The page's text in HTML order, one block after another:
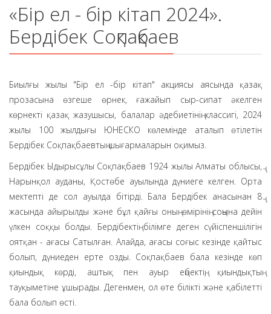
«Бір ел - бір кітап 2024».
Бердібек Соқпақбаев
Биылғы жылы "Бір ел -бір кітап" акциясы аясында қазақ
прозасына өзгеше өрнек, ғажайып сыр-сипат әкелген
көрнекті қазақ жазушысы, балалар әдебиетінің классигі, 2024
жылы 100 жылдығы ЮНЕСКО көлемінде аталып өтілетін
Бердібек Соқпақбаевтың шығармаларын оқимыз.
Бердібек Ыдырысұлы Соқпақбаев 1924 жылы Алматы облысы,
Нарынқол ауданы, Қостөбе ауылында дүниеге келген. Орта
мектепті де сол ауылда бітірді. Бала Бердібек анасынан 8
жасында айырылды және бұл қайғы оның өмірінің соңына дейін
үлкен соққы болды. Бердібектің білімге деген сүйіспеншілігін
оятқан - ағасы Сатылған. Алайда, ағасы соғыс кезінде қайтыс
болып, дүниеден ерте озды. Соқпақбаев бала кезінде көп
қиындық көрді, аштық пен ауыр еңбектің, қиындықтың
тауқыметіне ұшырады. Дегенмен, ол өте білікті және қабілетті
бала болып өсті.